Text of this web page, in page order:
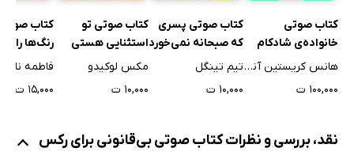
کتاب صوتی
خانواده‌ی شادکام
هانس کریستین آندرسن
۱۰۰,۰۰۰ ت
کتاب صوتی پسری
که صبحانه نمی‌خورد
تیم تینگل
۱۰,۰۰۰ ت
کتاب صوتی تو
استثنایی هستی
مکس لوکیدو
۱۰,۰۰۰ ت
کتاب
رنگ‌ها را
فاطمه
۱۵,۰۰۰ ت
نقد، بررسی و نظرات کتاب صوتی بی‌قانونی برای رکس